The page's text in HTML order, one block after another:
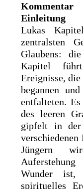
Kommentar
Einleitung
Lukas
zentralsten
Glaubens:
Kapitel
Ereignisse,
begannen
entfalteten.
des leeren
gipfelt in der
verschiedenen
Jüngern
Wunder ist,
spirituelles